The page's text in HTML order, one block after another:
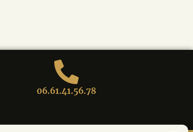
06.61.41.56.78